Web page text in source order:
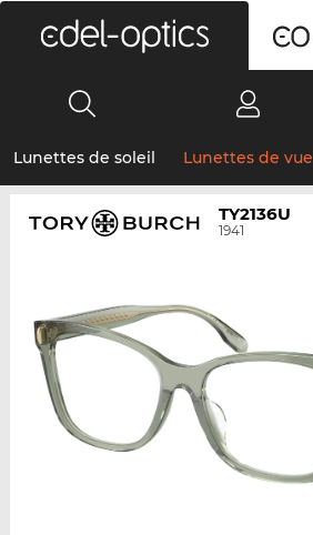
Lunettes de soleil Lunettes de vue
TY2136U
1941